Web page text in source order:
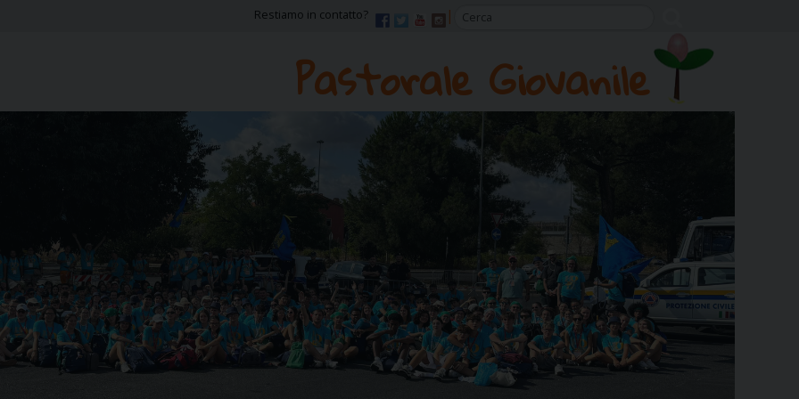
Restiamo in contatto?
Pastorale Giovanile